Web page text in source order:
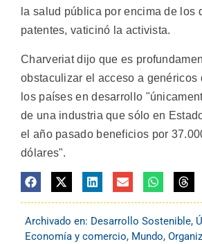
la salud pública por encima de los
patentes, vaticinó la activista.
Charveriat dijo que es
obstaculizar el acceso a genéricos
los países en desarrollo
de una industria que sólo en
el año pasado beneficios por
dólares".
Archivado en: Desarrollo Sostenible,
Economía y comercio, Mundo,